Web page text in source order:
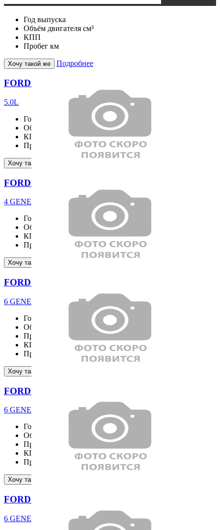
Год выпуска
Объём двигателя см³
КПП
Пробег км
Хочу такой же Подробнее
FORD F150
5.0L
Год выпуска
Объём двигателя
КПП
Пробег
Хочу такой же
FORD RANGER
4 GENERATION 2.0 Wildtrak
Год выпуска
Объём двигателя
1996 см³
КПП
Пробег
Хочу такой же
FORD EXPLORER
6 GENERATION 2.3 Platinum 4WD
Год выпуска
Объём двигателя
2261 см³
Привод
КПП
Пробег
Хочу такой же
FORD EXPLORER
6 GENERATION 2.3 Platinum 4WD
Год выпуска
Объём двигателя
2261 см³
Привод
КПП
Пробег
Хочу такой же
FORD EXPLORER
6 GENERATION ST-Line 2.3 4WD